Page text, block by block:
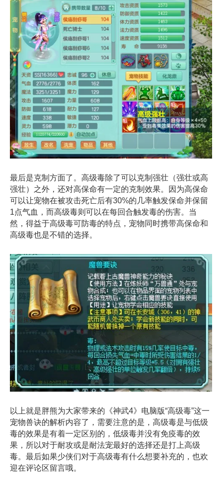
最后是克制方面了。高级毒除了可以克制强壮（强壮或高
强壮）之外，还对高保命有一定的克制效果。因为高保命
可以让宠物在被攻击死亡后有30%的几率触发保命并保留
1点气血，而高级毒则可以在每回合触发毒的伤害。当
然，得益于高级毒可防毒的特点，宠物同时携带高保命和
高级毒也是不错的选择。
以上就是胖熊为大家带来的《神武4》电脑版“高级毒”这一
宠物兽诀的解析内容了，需要注意的是，高级毒是与低级
毒的效果是有着一定区别的，低级毒并没有免疫毒的效
果，所以对于耐攻或是耐法宠最好的选择还是打上高级
毒。最后如果少侠们对于高级毒有什么想要补充的，也欢
迎在评论区留言哦。